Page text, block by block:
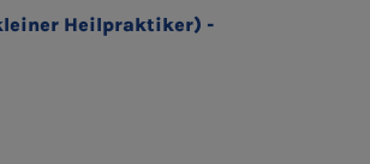
Heilpraktiker) -